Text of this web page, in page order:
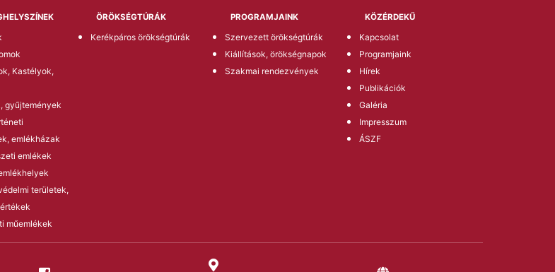
Kastélyok,
gyűjtemények
emlékházak
emlékek
területek,
műemlékek
ÖRÖKSÉGTÚRÁK
Kerékpáros örökségtúrák
PROGRAMJAINK
Szervezett örökségtúrák
Kiállítások, örökségnapok
Szakmai rendezvények
KÖZÉRDEKŰ
Kapcsolat
Programjaink
Hírek
Publikációk
Galéria
Impresszum
ÁSZF